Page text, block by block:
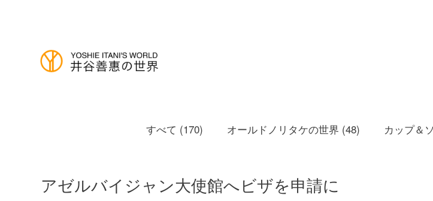
すべて (170) オールドノリタケの世界 (48) カップ＆
アゼルバイジャン大使館へビザを申請に